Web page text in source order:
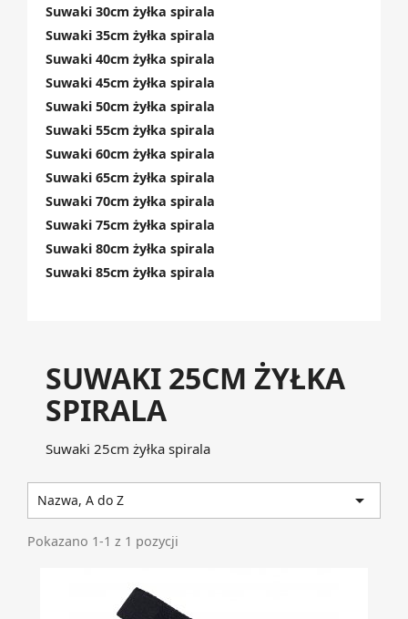
Suwaki 30cm żyłka spirala
Suwaki 35cm żyłka spirala
Suwaki 40cm żyłka spirala
Suwaki 45cm żyłka spirala
Suwaki 50cm żyłka spirala
Suwaki 55cm żyłka spirala
Suwaki 60cm żyłka spirala
Suwaki 65cm żyłka spirala
Suwaki 70cm żyłka spirala
Suwaki 75cm żyłka spirala
Suwaki 80cm żyłka spirala
Suwaki 85cm żyłka spirala
SUWAKI 25CM ŻYŁKA
SPIRALA
Suwaki 25cm żyłka spirala
Nazwa, A do Z 
Pokazano 1-1 z 1 pozycji